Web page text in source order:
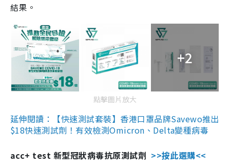
結果。
+2
點擊圖片放大
延伸閱讀：【快速測試套裝】香港口罩品牌Savewo推出
$18快速測試劑！有效檢測Omicron、Delta變種病毒
acc+ test 新型冠狀病毒抗原測試劑 >>按此選購<<